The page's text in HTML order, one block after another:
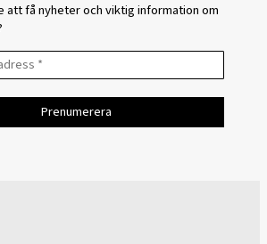
att få nyheter och viktig information om